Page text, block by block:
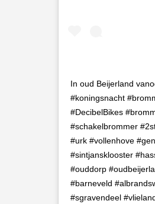
In oud Beijerland
#koningsnacht
#DecibelBikes
#schakelbrommer
#urk #vollenhove
#sintjansklooster
#ouddorp
#barneveld
#sgravendeel